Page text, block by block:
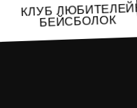
КЛУБ
БЕЙСБОЛОК